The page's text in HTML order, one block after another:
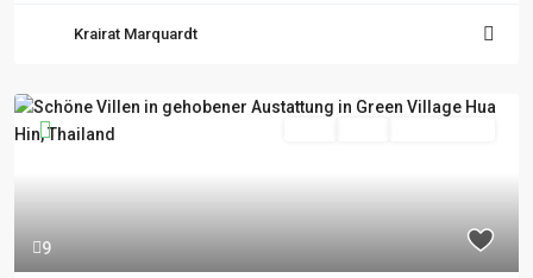
Krairat Marquardt
9